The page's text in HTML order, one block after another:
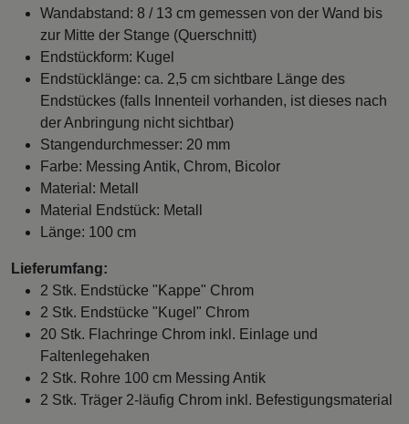
Wandabstand: 8 / 13 cm gemessen von der Wand bis
zur Mitte der Stange (Querschnitt)
Endstückform: Kugel
Endstücklänge: ca. 2,5 cm sichtbare Länge des
Endstückes (falls Innenteil vorhanden, ist dieses nach
der Anbringung nicht sichtbar)
Stangendurchmesser: 20 mm
Farbe: Messing Antik, Chrom, Bicolor
Material: Metall
Material Endstück: Metall
Länge: 100 cm
Lieferumfang:
2 Stk. Endstücke "Kappe" Chrom
2 Stk. Endstücke "Kugel" Chrom
20 Stk. Flachringe Chrom inkl. Einlage und
Faltenlegehaken
2 Stk. Rohre 100 cm Messing Antik
2 Stk. Träger 2-läufig Chrom inkl. Befestigungsmaterial